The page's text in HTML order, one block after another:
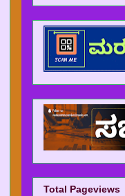
Total Pageviews